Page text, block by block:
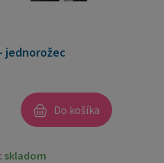
jednorožec
Do košíka
skladom